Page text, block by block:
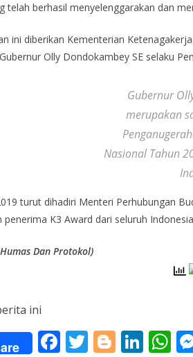
telah berhasil menyelenggarakan dan
ini diberikan Kementerian
Olly Dondokambey SE selaku
Gubernur
merupakan
Nasional Tahun
turut dihadiri Menteri Perhubungan
penerima K3 Award dari seluruh
Dan Protokol)
ini
F T Bl Li W